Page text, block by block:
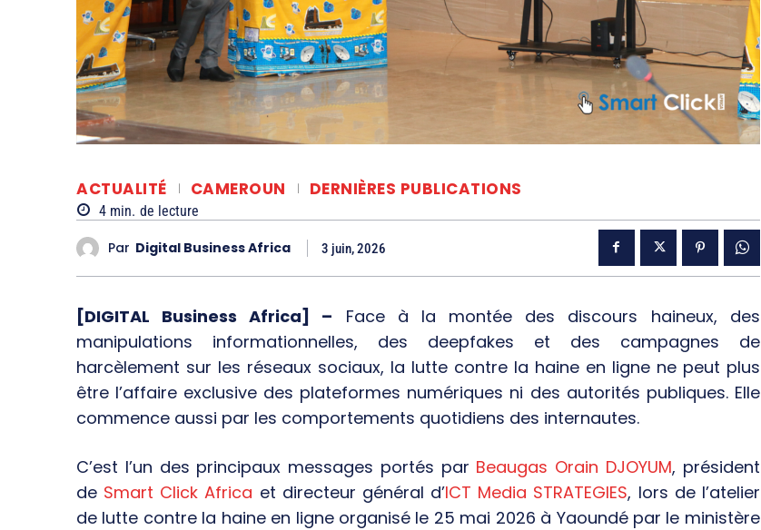
ACTUALITÉ CAMEROUN DERNIÈRES PUBLICATIONS
4 min. de lecture
Par Digital Business Africa 3 juin, 2026
[DIGITAL Business Africa] – Face à la montée des discours haineux, des
manipulations informationnelles, des deepfakes et des campagnes de
harcèlement sur les réseaux sociaux, la lutte contre la haine en ligne ne peut plus
être l’affaire exclusive des plateformes numériques ni des autorités publiques. Elle
commence aussi par les comportements quotidiens des internautes.
C’est l’un des principaux messages portés par Beaugas Orain DJOYUM, président
de Smart Click Africa et directeur général d’ICT Media STRATEGIES, lors de l’atelier
de lutte contre la haine en ligne organisé le 25 mai 2026 à Yaoundé par le ministère